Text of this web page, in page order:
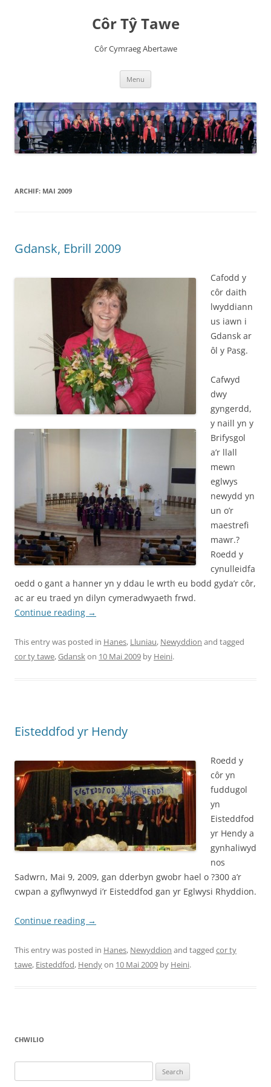
Côr Tŷ Tawe
Côr Cymraeg Abertawe
Menu
ARCHIF: MAI 2009
Gdansk, Ebrill 2009
Cafodd y
côr daith
lwyddiann
us iawn i
Gdansk ar
ôl y Pasg.
Cafwyd
dwy
gyngerdd,
y naill yn y
Brifysgol
a’r llall
mewn
eglwys
newydd yn
un o’r
maestrefi
mawr.?
Roedd y
cynulleidfa
oedd o gant a hanner yn y ddau le wrth eu bodd gyda’r côr,
ac ar eu traed yn dilyn cymeradwyaeth frwd.
Continue reading →
This entry was posted in Hanes, Lluniau, Newyddion and tagged
cor ty tawe,Gdanskon 10 Mai 2009 by Heini.
Eisteddfod yr Hendy
Roedd y
côr yn
fuddugol
yn
Eisteddfod
yr Hendy a
gynhaliwyd
nos
Sadwrn, Mai 9, 2009, gan dderbyn gwobr hael o ?300 a’r
cwpan a gyflwynwyd i’r Eisteddfod gan yr Eglwysi Rhyddion.
Continue reading →
This entry was posted in Hanes, Newyddion and tagged cor ty
tawe, Eisteddfod, Hendyon 10 Mai 2009 by Heini.
CHWILIO
for: